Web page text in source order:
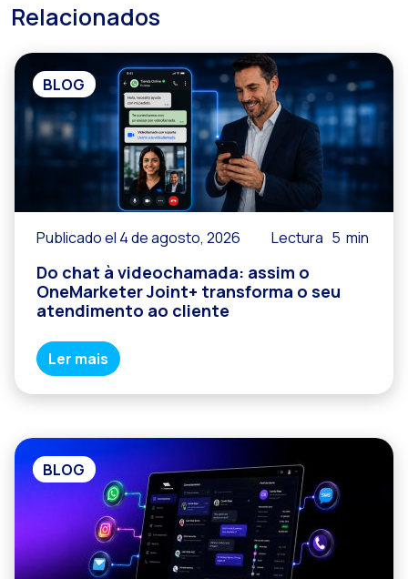
Relacionados
BLOG
Publicado el 4 de agosto, 2026 Lectura 5 min
Do chat à videochamada: assim o
OneMarketer Joint+ transforma o seu
atendimento ao cliente
Ler mais
BLOG